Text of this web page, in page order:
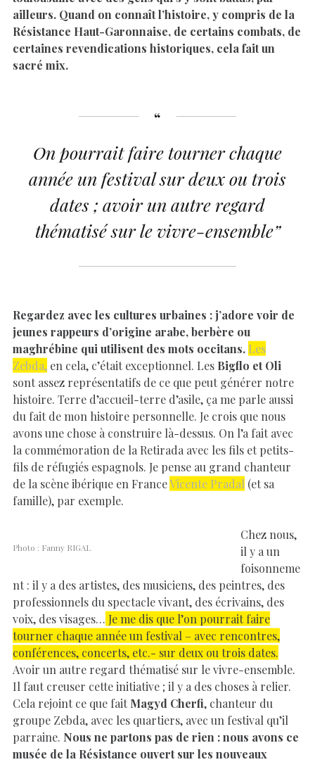
ailleurs. Quand on connaît l’histoire, y compris de la
Résistance Haut-Garonnaise, de certains combats, de
certaines revendications historiques, cela fait un
sacré mix.
On pourrait faire tourner chaque
année un festival sur deux ou trois
dates ; avoir un autre regard
thématisé sur le vivre-ensemble”
Regardez avec les cultures urbaines : j’adore voir de
jeunes rappeurs d’origine arabe, berbère ou
maghrébine qui utilisent des mots occitans. Les
Zebda, en cela, c’était exceptionnel. Les Bigflo et Oli
sont assez représentatifs de ce que peut générer notre
histoire. Terre d’accueil-terre d’asile, ça me parle aussi
du fait de mon histoire personnelle. Je crois que nous
avons une chose à construire là-dessus. On l’a fait avec
la commémoration de la Retirada avec les fils et petits-
fils de réfugiés espagnols. Je pense au grand chanteur
de la scène ibérique en FranceVicente Pradal (et sa
famille), par exemple.
Photo : Fanny RIGAL
Chez nous,
il y a un
foisonneme
nt : il y a des artistes, des musiciens, des peintres, des
professionnels du spectacle vivant, des écrivains, des
voix, des visages… Je me dis que l’on pourrait faire
tourner chaque année un festival – avec rencontres,
conférences, concerts, etc.- sur deux ou trois dates.
Avoir un autre regard thématisé sur le vivre-ensemble.
Il faut creuser cette initiative ; il y a des choses à relier.
Cela rejoint ce que fait Magyd Cherfi, chanteur du
groupe Zebda, avec les quartiers, avec un festival qu’il
parraine. Nous ne partons pas de rien : nous avons ce
musée de la Résistance ouvert sur les nouveaux